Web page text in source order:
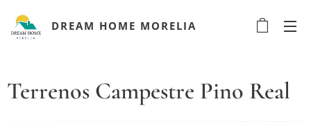
DREAM HOME MORELIA
Terrenos Campestre Pino Real